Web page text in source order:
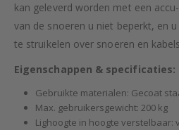
kan geleverd worden met een
van de snoeren u niet beperkt, en
te struikelen over snoeren en
Eigenschappen & specificaties:
Gebruikte materialen: Gecoat
Max. gebruikersgewicht: 200 kg
Lighoogte in hoogte verstelbaar: